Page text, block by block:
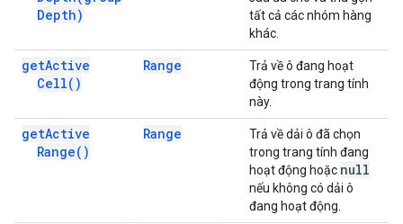
Depth)
tất cả các nhóm hàng
khác.
getActive
Cell( )
Range
Trả về ô đang hoạt
động trong trang tính
này.
getActive
Range( )
Range
Trả về dải ô đã chọn
trong trang tính đang
hoạt động hoặc null
nếu không có dải ô
đang hoạt động.